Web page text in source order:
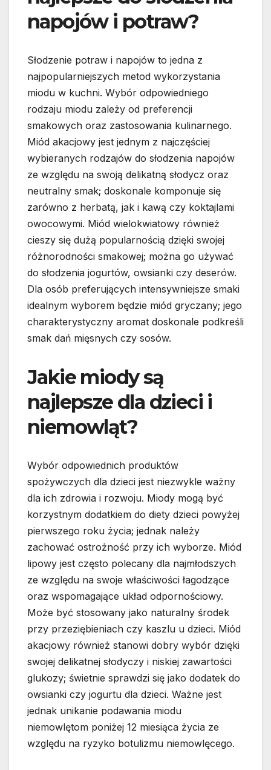
napojów i potraw?
Słodzenie potraw i napojów to jedna z
najpopularniejszych metod wykorzystania
miodu w kuchni. Wybór odpowiedniego
rodzaju miodu zależy od preferencji
smakowych oraz zastosowania kulinarnego.
Miód akacjowy jest jednym z najczęściej
wybieranych rodzajów do słodzenia napojów
ze względu na swoją delikatną słodycz oraz
neutralny smak; doskonale komponuje się
zarówno z herbatą, jak i kawą czy koktajlami
owocowymi. Miód wielokwiatowy również
cieszy się dużą popularnością dzięki swojej
różnorodności smakowej; można go używać
do słodzenia jogurtów, owsianki czy deserów.
Dla osób preferujących intensywniejsze smaki
idealnym wyborem będzie miód gryczany; jego
charakterystyczny aromat doskonale podkreśli
smak dań mięsnych czy sosów.
Jakie miody są
najlepsze dla dzieci i
niemowląt?
Wybór odpowiednich produktów
spożywczych dla dzieci jest niezwykle ważny
dla ich zdrowia i rozwoju. Miody mogą być
korzystnym dodatkiem do diety dzieci powyżej
pierwszego roku życia; jednak należy
zachować ostrożność przy ich wyborze. Miód
lipowy jest często polecany dla najmłodszych
ze względu na swoje właściwości łagodzące
oraz wspomagające układ odpornościowy.
Może być stosowany jako naturalny środek
przy przeziębieniach czy kaszlu u dzieci. Miód
akacjowy również stanowi dobry wybór dzięki
swojej delikatnej słodyczy i niskiej zawartości
glukozy; świetnie sprawdzi się jako dodatek do
owsianki czy jogurtu dla dzieci. Ważne jest
jednak unikanie podawania miodu
niemowlętom poniżej 12 miesiąca życia ze
względu na ryzyko botulizmu niemowlęcego.